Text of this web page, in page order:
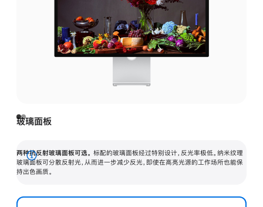
玻璃面板
两种抗反射玻璃面板可选。 标配的玻璃面板经过特别设计，反光率极低。纳米纹理
玻璃面板可分散反射光，从而进一步减少反光，即使在高亮光源的工作场所也能保
持出色画质。
展
开